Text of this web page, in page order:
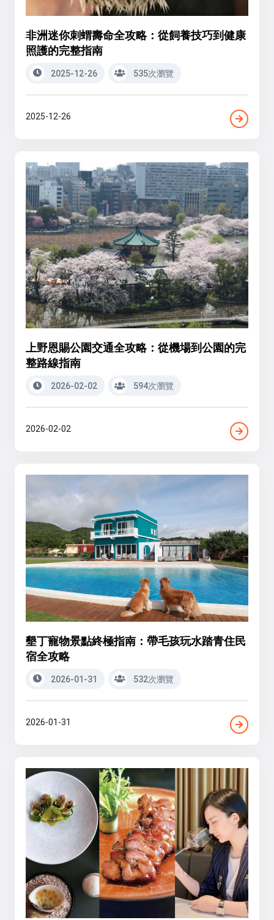
非洲迷你刺蝟壽命全攻略：從飼養技巧到健康
照護的完整指南
2025-12-26 535次瀏覽
2025-12-26
上野恩賜公園交通全攻略：從機場到公園的完
整路線指南
2026-02-02 594次瀏覽
2026-02-02
墾丁寵物景點終極指南：帶毛孩玩水踏青住民
宿全攻略
2026-01-31 532次瀏覽
2026-01-31